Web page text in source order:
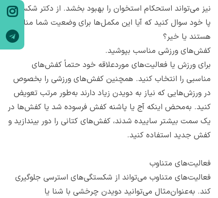
نیز می‌تواند استحکام استخوان را بهبود بخشد. از دکتر شکستگی
پا خود سوال کنید که آیا این مکمل‌ها برای وضعیت شما مناسب
هستند یا خیر؟
کفش‌های ورزشی مناسب بپوشید.
برای ورزش یا فعالیت‌های موردعلاقه خود حتماً کفش‌های
مناسبی را انتخاب کنید. همچنین کفش‌های ورزشی را بخصوص
در ورزش‌هایی که نیاز به دویدن زیاد دارند به‌طور مرتب تعویض
کنید. به‌محض اینکه آج یا پاشنه کفش فرسوده شد یا کفش‌ها در
یک سمت بیشتر ساییده شدند، کفش‌های کتانی را دور بیندازید و
کفش جدید استفاده کنید.
فعالیت‌های متناوب
فعالیت‌های متناوب می‌تواند از شکستگی‌های استرسی جلوگیری
کند. به‌عنوان‌مثال می‌توانید دویدن چرخشی با شنا یا